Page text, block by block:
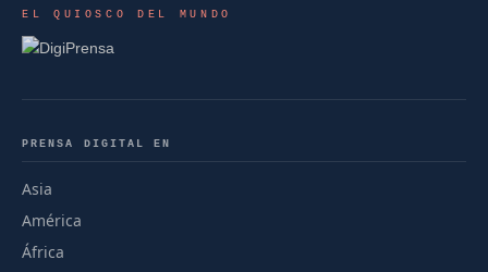
EL QUIOSCO DEL MUNDO
PRENSA DIGITAL EN
Asia
América
África